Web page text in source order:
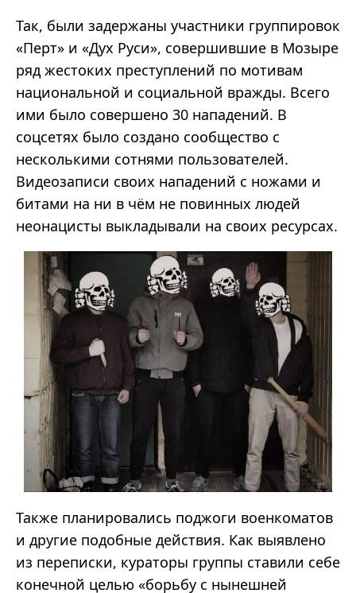
Так, были задержаны участники группировок
«Перт» и «Дух Руси», совершившие в Мозыре
ряд жестоких преступлений по мотивам
национальной и социальной вражды. Всего
ими было совершено 30 нападений. В
соцсетях было создано сообщество с
несколькими сотнями пользователей.
Видеозаписи своих нападений с ножами и
битами на ни в чём не повинных людей
неонацисты выкладывали на своих ресурсах.
Также планировались поджоги военкоматов
и другие подобные действия. Как выявлено
из переписки, кураторы группы ставили себе
конечной целью «борьбу с нынешней